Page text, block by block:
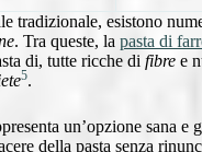
tradizionale, esistono
. Tra queste, la pasta di
di, tutte ricche di fibre e
5.
un’opzione sana e
della pasta senza